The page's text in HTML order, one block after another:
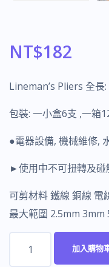
NT$182
Lineman’s Pliers 全長
包裝: 一小盒6支 ,一箱
●電器設備, 機械維修,
►使用中不可扭轉及碰
可剪材料 鐵線 銅線 電
最大範圍 2.5mm 3mm
加入購物